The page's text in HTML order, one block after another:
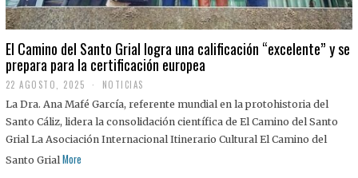
El Camino del Santo Grial logra una calificación “excelente” y se
prepara para la certificación europea
22 AGOSTO, 2025
2
A
G
O
S
NOTICIAS
La Dra. Ana Mafé García, referente mundial en la protohistoria del
Santo Cáliz, lidera la consolidación científica de El Camino del Santo
Grial La Asociación Internacional Itinerario Cultural El Camino del
Santo Grial More